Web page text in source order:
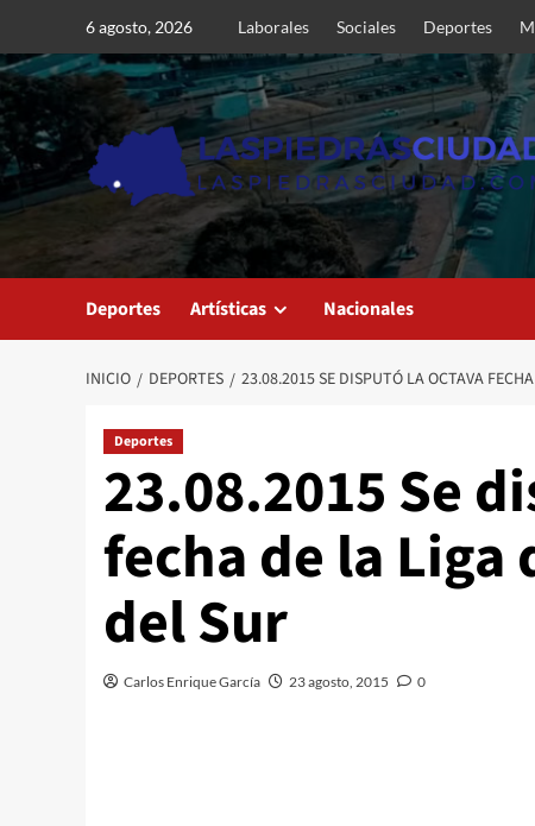
contenido
6 agosto, 2026 Laborales Sociales Deportes
Deportes Artísticas Nacionales
INICIO DEPORTES 23.08.2015 SE DISPUTÓ LA OCTAVA
Deportes
23.08.2015 Se
fecha de la
del Sur
Carlos Enrique García 23 agosto, 2015 0